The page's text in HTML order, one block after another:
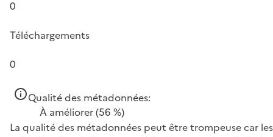
0
Téléchargements
0
Qualité des métadonnées:
À améliorer(56 %)
La qualité des métadonnées peut être trompeuse car les